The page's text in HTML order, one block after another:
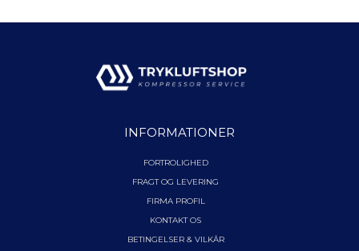
INFORMATIONER
FORTROLIGHED
FRAGT OG LEVERING
FIRMA PROFIL
KONTAKT OS
BETINGELSER & VILKÅR